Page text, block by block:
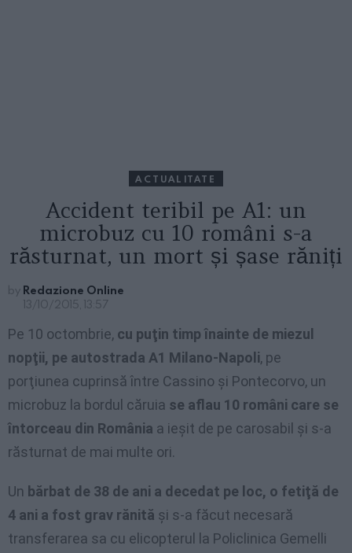
ACTUALITATE
Accident teribil pe A1: un
microbuz cu 10 români s-a
răsturnat, un mort și șase răniți
by Redazione Online
13/10/2015, 13:57
Pe 10 octombrie, cu puţin timp înainte de miezul
nopţii, pe autostrada A1 Milano-Napoli, pe
porţiunea cuprinsă între Cassino şi Pontecorvo, un
microbuz la bordul căruia se aflau 10 români care se
întorceau din România a ieşit de pe carosabil şi s-a
răsturnat de mai multe ori.
Un bărbat de 38 de ani a decedat pe loc, o fetiţă de
4 ani a fost grav rănită şi s-a făcut necesară
transferarea sa cu elicopterul la Policlinica Gemelli